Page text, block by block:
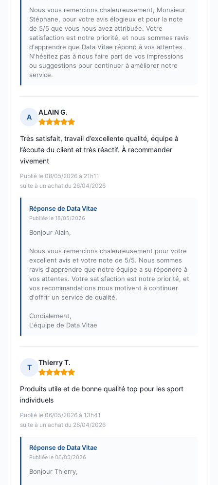
Nous vous remercions chaleureusement, Monsieur
Stéphane, pour votre avis élogieux et pour la note
de 5/5 que vous nous avez attribuée. Votre
satisfaction est notre priorité, et nous sommes ravis
d'apprendre que Data Vitae répond à vos attentes.
N'hésitez pas à nous faire part de vos impressions
ou suggestions pour continuer à améliorer notre
service.
A
ALAIN G.
Note : 5 sur 5
Publié le 08/05/2026 à 21h11
suite à un achat du 26/04/2026
Très satisfait, travail d’excellente qualité, équipe à
l’écoute du client et très réactif. À recommander
vivement
Réponse de Data Vitae
Publiée le 18/05/2026
Bonjour Alain,
Nous vous remercions chaleureusement pour votre
excellent avis et votre note de 5/5. Nous sommes
ravis d'apprendre que notre équipe a su répondre à
vos attentes. Votre satisfaction est notre priorité, et
vos recommandations nous motivent à continuer
d'offrir un service de qualité.
Cordialement,
L'équipe de Data Vitae
T
Thierry T.
Note : 5 sur 5
Publié le 06/05/2026 à 13h41
suite à un achat du 26/04/2026
Produits utile et de bonne qualité top pour les sport
individuels
Réponse de Data Vitae
Publiée le 06/05/2026
Bonjour Thierry,